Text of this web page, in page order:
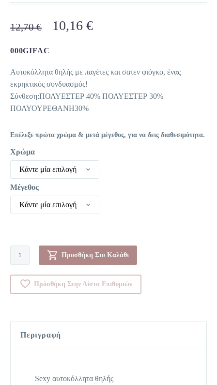
12,70€
Original
12,70 €.
10,16 €Η
είναι:
10,16 €.
000GIFAC
Αυτοκόλλητα θηλής με παγέτες και σατεν φιόγκο, ένας
εκρηκτικός συνδυασμός!
Σύνθεση:ΠΟΛΥΕΣΤΕΡ 40% ΠΟΛΥΕΣΤΕΡ 30%
ΠΟΛΥΟΥΡΕΘΑΝΗ30%
Επέλεξε πρώτα χρώμα & μετά μέγεθος, για να δεις διαθεσιμότητα.
Χρώμα
Κάντε μία επιλογή
Μέγεθος
Κάντε μία επιλογή
Sexy-
000GIFAC
ποσότητα
Προσθήκη Στο Καλάθι
Πρόσθήκη Στην Λίστα Επιθυμιών
Περιγραφή
Sexy αυτοκόλλητα θηλής